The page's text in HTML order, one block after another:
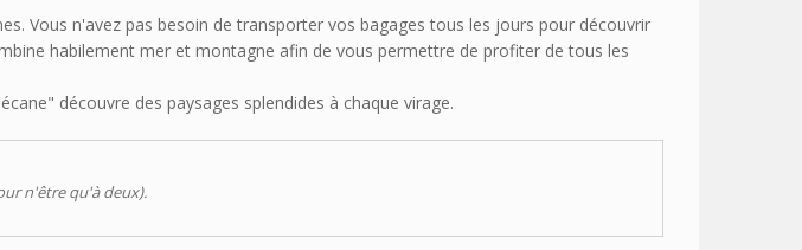
Vous n'avez pas besoin de transporter vos bagages tous les jours pour découvrir
habilement mer et montagne afin de vous permettre de profiter de tous les
découvre des paysages splendides à chaque virage.
n'être qu'à deux).